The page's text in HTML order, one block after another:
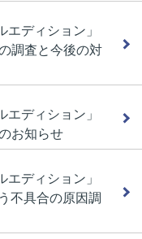
ディション」
調査と今後の対
ディション」
お知らせ
ディション」
不具合の原因調